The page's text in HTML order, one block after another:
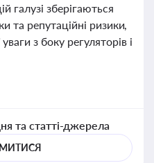
галузі зберігаються
та репутаційні ризики,
з боку регуляторів і
та статті-джерела